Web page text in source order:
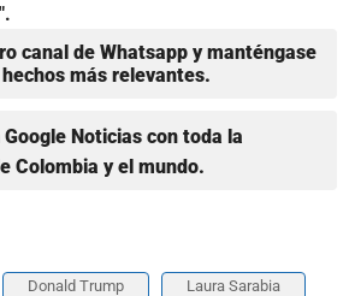
canal de Whatsapp y manténgase
más relevantes.
Noticias con toda la
Colombia y el mundo.
Donald Trump Laura Sarabia